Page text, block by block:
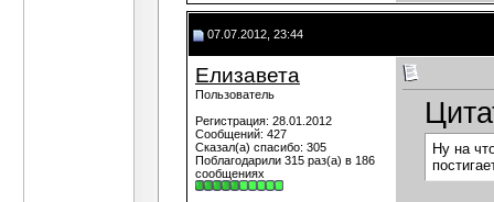
07.07.2012, 23:44
Елизавета
Пользователь
Регистрация: 28.01.2012
Сообщений: 427
Сказал(а) спасибо: 305
Поблагодарили 315 раз(а) в 186
сообщениях
Ну на